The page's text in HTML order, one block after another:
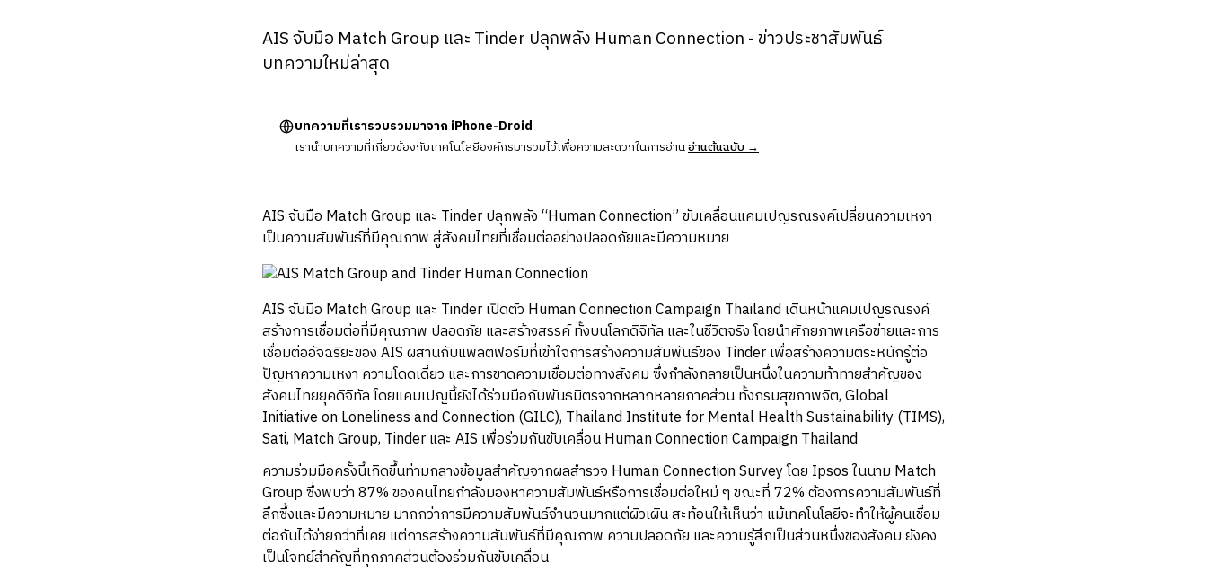
AIS จับมือ Match Group และ Tinder ปลุกพลัง Human Connection - ข่าวประชาสัมพันธ์
บทความใหม่ล่าสุด
บทความที่เรารวบรวมมาจาก iPhone-Droid
เรานำบทความที่เกี่ยวข้องกับเทคโนโลยีองค์กรมารวมไว้เพื่อความสะดวกในการอ่านอ่านต้นฉบับ →
AIS จับมือ Match Group และ Tinder ปลุกพลัง “Human Connection” ขับเคลื่อนแคมเปญรณรงค์เปลี่ยนความเหงา
เป็นความสัมพันธ์ที่มีคุณภาพ สู่สังคมไทยที่เชื่อมต่ออย่างปลอดภัยและมีความหมาย
AIS จับมือ Match Group และ Tinder เปิดตัว Human Connection Campaign Thailand เดินหน้าแคมเปญรณรงค์
สร้างการเชื่อมต่อที่มีคุณภาพ ปลอดภัย และสร้างสรรค์ ทั้งบนโลกดิจิทัล และในชีวิตจริง โดยนำศักยภาพเครือข่ายและการ
เชื่อมต่ออัจฉริยะของ AIS ผสานกับแพลตฟอร์มที่เข้าใจการสร้างความสัมพันธ์ของ Tinder เพื่อสร้างความตระหนักรู้ต่อ
ปัญหาความเหงา ความโดดเดี่ยว และการขาดความเชื่อมต่อทางสังคม ซึ่งกำลังกลายเป็นหนึ่งในความท้าทายสำคัญของ
สังคมไทยยุคดิจิทัล โดยแคมเปญนี้ยังได้ร่วมมือกับพันธมิตรจากหลากหลายภาคส่วน ทั้งกรมสุขภาพจิต, Global
Initiative on Loneliness and Connection (GILC), Thailand Institute for Mental Health Sustainability (TIMS),
Sati, Match Group, Tinder และ AIS เพื่อร่วมกันขับเคลื่อน Human Connection Campaign Thailand
ความร่วมมือครั้งนี้เกิดขึ้นท่ามกลางข้อมูลสำคัญจากผลสำรวจ Human Connection Survey โดย Ipsos ในนาม Match
Group ซึ่งพบว่า 87% ของคนไทยกำลังมองหาความสัมพันธ์หรือการเชื่อมต่อใหม่ ๆ ขณะที่ 72% ต้องการความสัมพันธ์ที่
ลึกซึ้งและมีความหมาย มากกว่าการมีความสัมพันธ์จำนวนมากแต่ผิวเผิน สะท้อนให้เห็นว่า แม้เทคโนโลยีจะทำให้ผู้คนเชื่อม
ต่อกันได้ง่ายกว่าที่เคย แต่การสร้างความสัมพันธ์ที่มีคุณภาพ ความปลอดภัย และความรู้สึกเป็นส่วนหนึ่งของสังคม ยังคง
เป็นโจทย์สำคัญที่ทุกภาคส่วนต้องร่วมกันขับเคลื่อน